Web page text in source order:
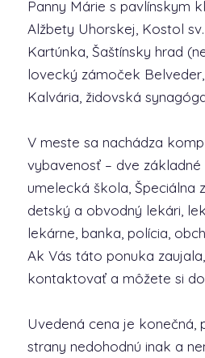
Panny Márie s pavlínskym
Alžbety Uhorskej, Kostol
Kartúnka, Šaštínsky hrad
lovecký zámoček Belveder,
Kalvária, židovská
V meste sa nachádza
vybavenosť – dve
umelecká škola, Špeciálna
detský a obvodný lekári,
lekárne, banka, polícia,
Ak Vás táto ponuka
kontaktovať a môžete si
Uvedená cena je konečná,
strany nedohodnú inak a